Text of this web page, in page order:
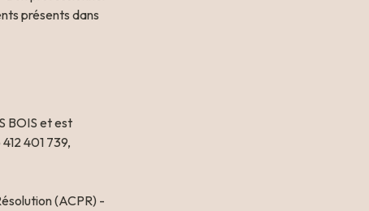
BOIS et est
401 739,
(ACPR) -